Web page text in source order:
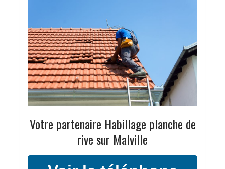
Votre partenaire Habillage planche de
rive sur Malville